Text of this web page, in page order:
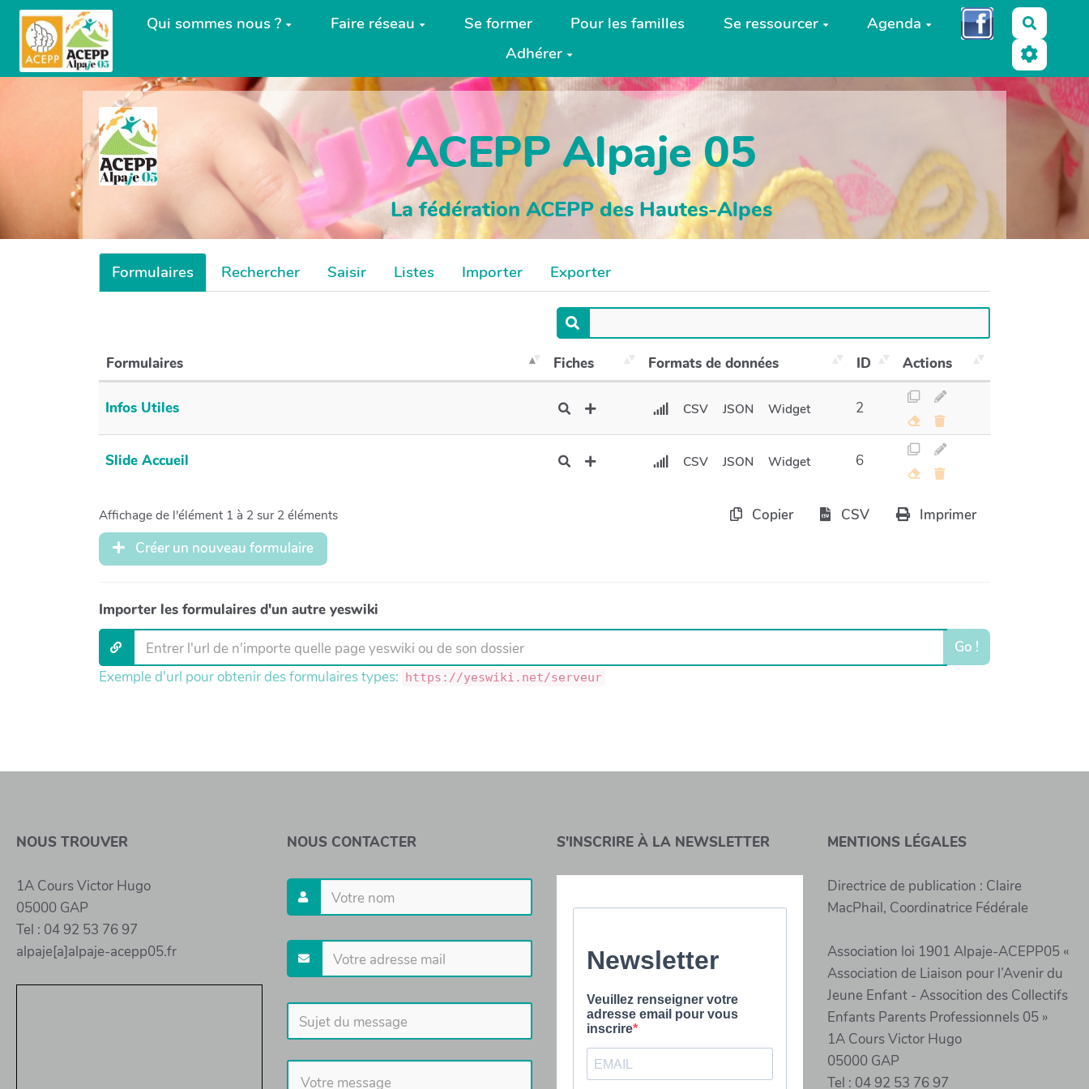
Aller au contenu principalQui sommes nous ? Faire réseau Se former Pour les familles Se ressourcer
Agenda
Adhérer
ACEPP Alpaje 05
La fédération ACEPP des Hautes-Alpes
Formulaires Rechercher Saisir Listes Importer Exporter
Formulaires Fiches Formats de données ID Actions
Infos Utiles CSV JSON Widget 2
Slide Accueil CSV JSON Widget 6
Affichage de l'élément 1 à 2 sur 2 éléments Copier CSV
Imprimer
Créer un nouveau formulaire
Importer les formulaires d'un autre yeswiki
Go !
Exemple d'url pour obtenir des formulaires types: https://yeswiki.net/serveur
NOUS TROUVER
1A Cours Victor Hugo
05000 GAP
Tel : 04 92 53 76 97
alpaje[a]alpaje-acepp05.fr
NOUS CONTACTER S'INSCRIRE À LA NEWSLETTER MENTIONS LÉGALES
Directrice de publication : Claire
MacPhail, Coordinatrice Fédérale
Association loi 1901 Alpaje-ACEPP05 «
Association de Liaison pour l’Avenir du
Jeune Enfant - Assocition des Collectifs
Enfants Parents Professionnels 05 »
1A Cours Victor Hugo
05000 GAP
Tel : 04 92 53 76 97